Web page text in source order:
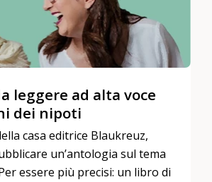
leggere ad alta voce
dei nipoti
casa editrice Blaukreuz,
un’antologia sul tema
essere più precisi: un libro di